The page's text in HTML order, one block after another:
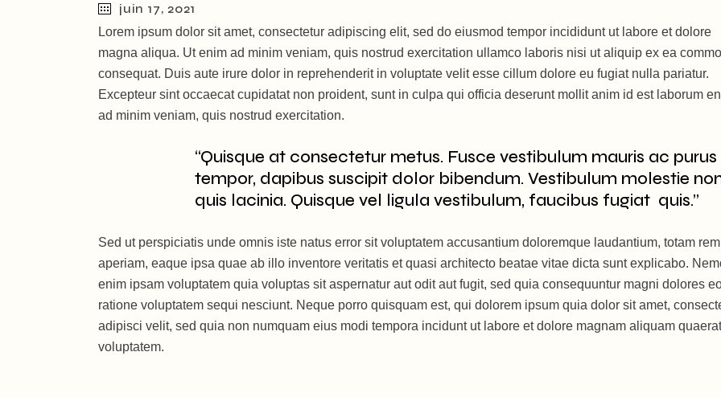
juin 17, 2021
Lorem ipsum dolor sit amet, consectetur adipiscing elit, sed do eiusmod tempor incididunt ut labore et dolore
magna aliqua. Ut enim ad minim veniam, quis nostrud exercitation ullamco laboris nisi ut aliquip ex ea
consequat. Duis aute irure dolor in reprehenderit in voluptate velit esse cillum dolore eu fugiat nulla pariatur.
Excepteur sint occaecat cupidatat non proident, sunt in culpa qui officia deserunt mollit anim id est laborum
ad minim veniam, quis nostrud exercitation.
“Quisque at consectetur metus. Fusce vestibulum mauris ac purus
tempor, dapibus suscipit dolor bibendum. Vestibulum molestie
quis lacinia. Quisque vel ligula vestibulum, faucibus fugiat quis.”
Sed ut perspiciatis unde omnis iste natus error sit voluptatem accusantium doloremque laudantium, totam rem
aperiam, eaque ipsa quae ab illo inventore veritatis et quasi architecto beatae vitae dicta sunt explicabo.
enim ipsam voluptatem quia voluptas sit aspernatur aut odit aut fugit, sed quia consequuntur magni dolores
ratione voluptatem sequi nesciunt. Neque porro quisquam est, qui dolorem ipsum quia dolor sit amet,
adipisci velit, sed quia non numquam eius modi tempora incidunt ut labore et dolore magnam aliquam quaerat
voluptatem.